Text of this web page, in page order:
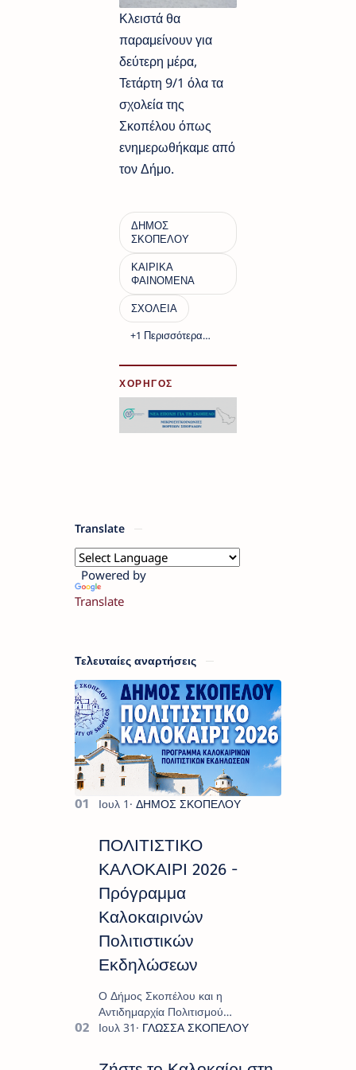
Κλειστά θα
παραμείνουν για
δεύτερη μέρα,
Τετάρτη 9/1 όλα τα
σχολεία της
Σκοπέλου όπως
ενημερωθήκαμε από
τον Δήμο.
ΧΟΡΗΓΟΣ
Translate
Powered by
Translate
Τελευταίες αναρτήσεις
ΠΟΛΙΤΙΣΤΙΚΟ
ΚΑΛΟΚΑΙΡΙ 2026 -
Πρόγραμμα
Καλοκαιρινών
Πολιτιστικών
Εκδηλώσεων
Ο Δήμος Σκοπέλου και η
Αντιδημαρχία Πολιτισμού
παρουσιάζουν το πρόγραμμα «
πλούσιο και πολυσυλλεκτικό